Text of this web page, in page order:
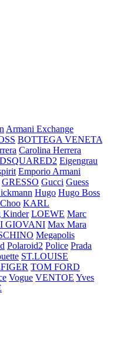
Armani Exchange
BOTTEGA VENETA
Carolina Herrera
DSQUARED2 Eigengrau
Emporio Armani
GRESSO Gucci Guess
Hugo Hugo Boss
KARL
Kinder LOEWE Marc
GIOVANI Max Mara
Megapolis
Polaroid2 Police Prada
ST.LOUISE
TOM FORD
Vogue VENTOE Yves